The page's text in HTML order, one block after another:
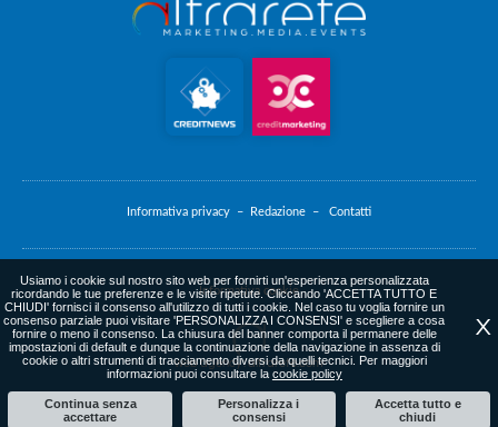
Informativa privacy – Redazione – Contatti
Informativa cookie
web agency: altrarete.com
X
Usiamo i cookie sul nostro sito web per fornirti un'esperienza personalizzata
ricordando le tue preferenze e le visite ripetute. Cliccando 'ACCETTA TUTTO E
CHIUDI' fornisci il consenso all'utilizzo di tutti i cookie. Nel caso tu voglia fornire un
consenso parziale puoi visitare 'PERSONALIZZA I CONSENSI' e scegliere a cosa
fornire o meno il consenso. La chiusura del banner comporta il permanere delle
impostazioni di default e dunque la continuazione della navigazione in assenza di
cookie o altri strumenti di tracciamento diversi da quelli tecnici. Per maggiori
informazioni puoi consultare la cookie policy
Continua senza
accettare
Personalizza i
consensi
Accetta tutto e
chiudi